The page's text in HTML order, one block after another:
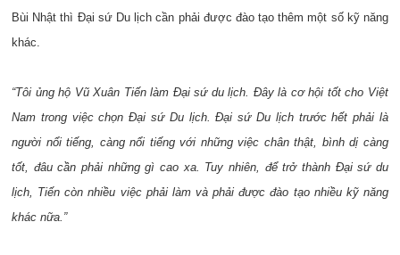
Bùi Nhật thì Đại sứ Du lịch cần phải được đào tạo thêm một số kỹ năng
khác.
“Tôi ủng hộ Vũ Xuân Tiến làm Đại sứ du lịch. Đây là cơ hội tốt cho Việt
Nam trong việc chọn Đại sứ Du lịch. Đại sứ Du lịch trước hết phải là
người nổi tiếng, càng nổi tiếng với những việc chân thật, bình dị càng
tốt, đâu cần phải những gì cao xa. Tuy nhiên, để trở thành Đại sứ du
lịch, Tiến còn nhiều việc phải làm và phải được đào tạo nhiều kỹ năng
khác nữa.”